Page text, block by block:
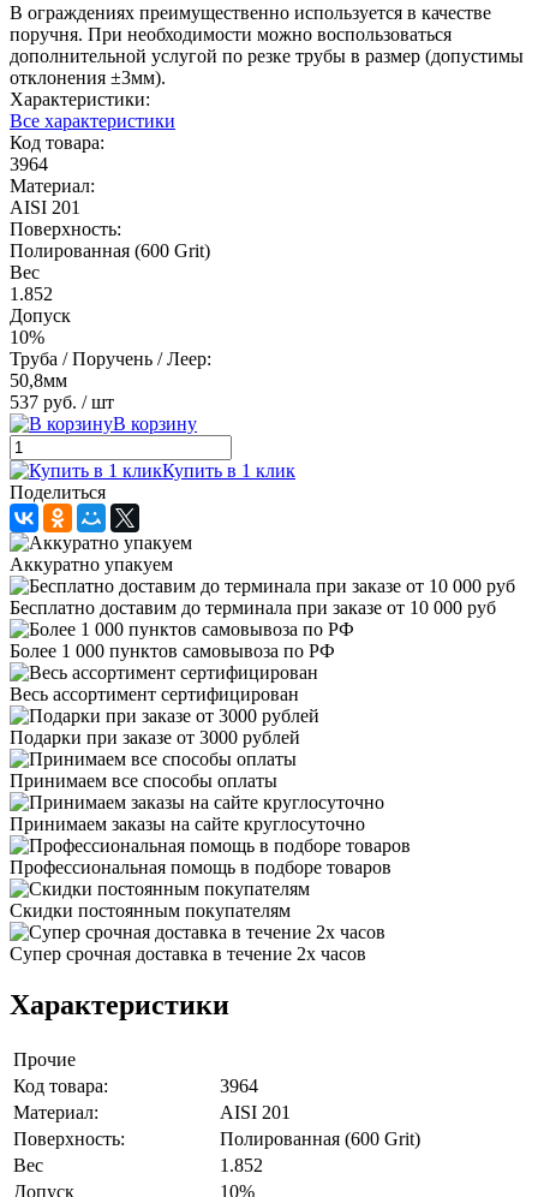
В ограждениях преимущественно используется в качестве
поручня. При необходимости можно воспользоваться
дополнительной услугой по резке трубы в размер (допустимы
отклонения ±3мм).
Характеристики:
Все характеристики
Код товара:
3964
Материал:
AISI 201
Поверхность:
Полированная (600 Grit)
Вес
1.852
Допуск
10%
Труба / Поручень / Леер:
50,8мм
537 руб. / шт
В корзину
Купить в 1 клик
Поделиться
Аккуратно упакуем
Бесплатно доставим до терминала при заказе от 10 000 руб
Более 1 000 пунктов самовывоза по РФ
Весь ассортимент сертифицирован
Подарки при заказе от 3000 рублей
Принимаем все способы оплаты
Принимаем заказы на сайте круглосуточно
Профессиональная помощь в подборе товаров
Скидки постоянным покупателям
Супер срочная доставка в течение 2х часов
Характеристики
Прочие
Код товара:
3964
Материал:
AISI 201
Поверхность:
Полированная (600 Grit)
Вес
1.852
Допуск
10%